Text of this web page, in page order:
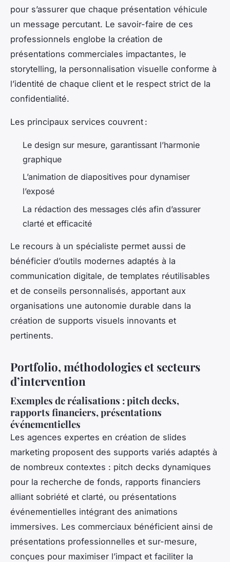
pour s’assurer que chaque présentation véhicule
un message percutant. Le savoir-faire de ces
professionnels englobe la création de
présentations commerciales impactantes, le
storytelling, la personnalisation visuelle conforme à
l’identité de chaque client et le respect strict de la
confidentialité.
Les principaux services couvrent :
Le design sur mesure, garantissant l’harmonie
graphique
L’animation de diapositives pour dynamiser
l’exposé
La rédaction des messages clés afin d’assurer
clarté et efficacité
Le recours à un spécialiste permet aussi de
bénéficier d’outils modernes adaptés à la
communication digitale, de templates réutilisables
et de conseils personnalisés, apportant aux
organisations une autonomie durable dans la
création de supports visuels innovants et
pertinents.
Portfolio, méthodologies et secteurs
d’intervention
Exemples de réalisations : pitch decks,
rapports financiers, présentations
événementielles
Les agences expertes en création de slides
marketing proposent des supports variés adaptés à
de nombreux contextes : pitch decks dynamiques
pour la recherche de fonds, rapports financiers
alliant sobriété et clarté, ou présentations
événementielles intégrant des animations
immersives. Les commerciaux bénéficient ainsi de
présentations professionnelles et sur-mesure,
conçues pour maximiser l’impact et faciliter la